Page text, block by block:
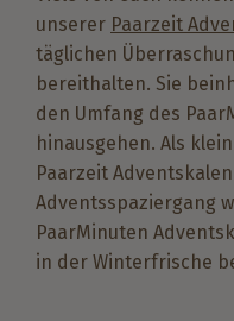
unserer Paarzeit
täglichen
bereithalten. Sie
den Umfang des
hinausgehen. Als
Paarzeit
Adventsspaziergang
PaarMinuten
in der Winterfrische